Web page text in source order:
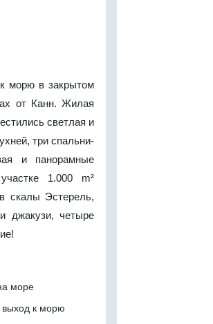
морю в закрытом
от Канн. Жилая
светлая и
три спальни-
и панорамные
1.000 m²
скалы Эстерель,
джакузи, четыре
море
к морю